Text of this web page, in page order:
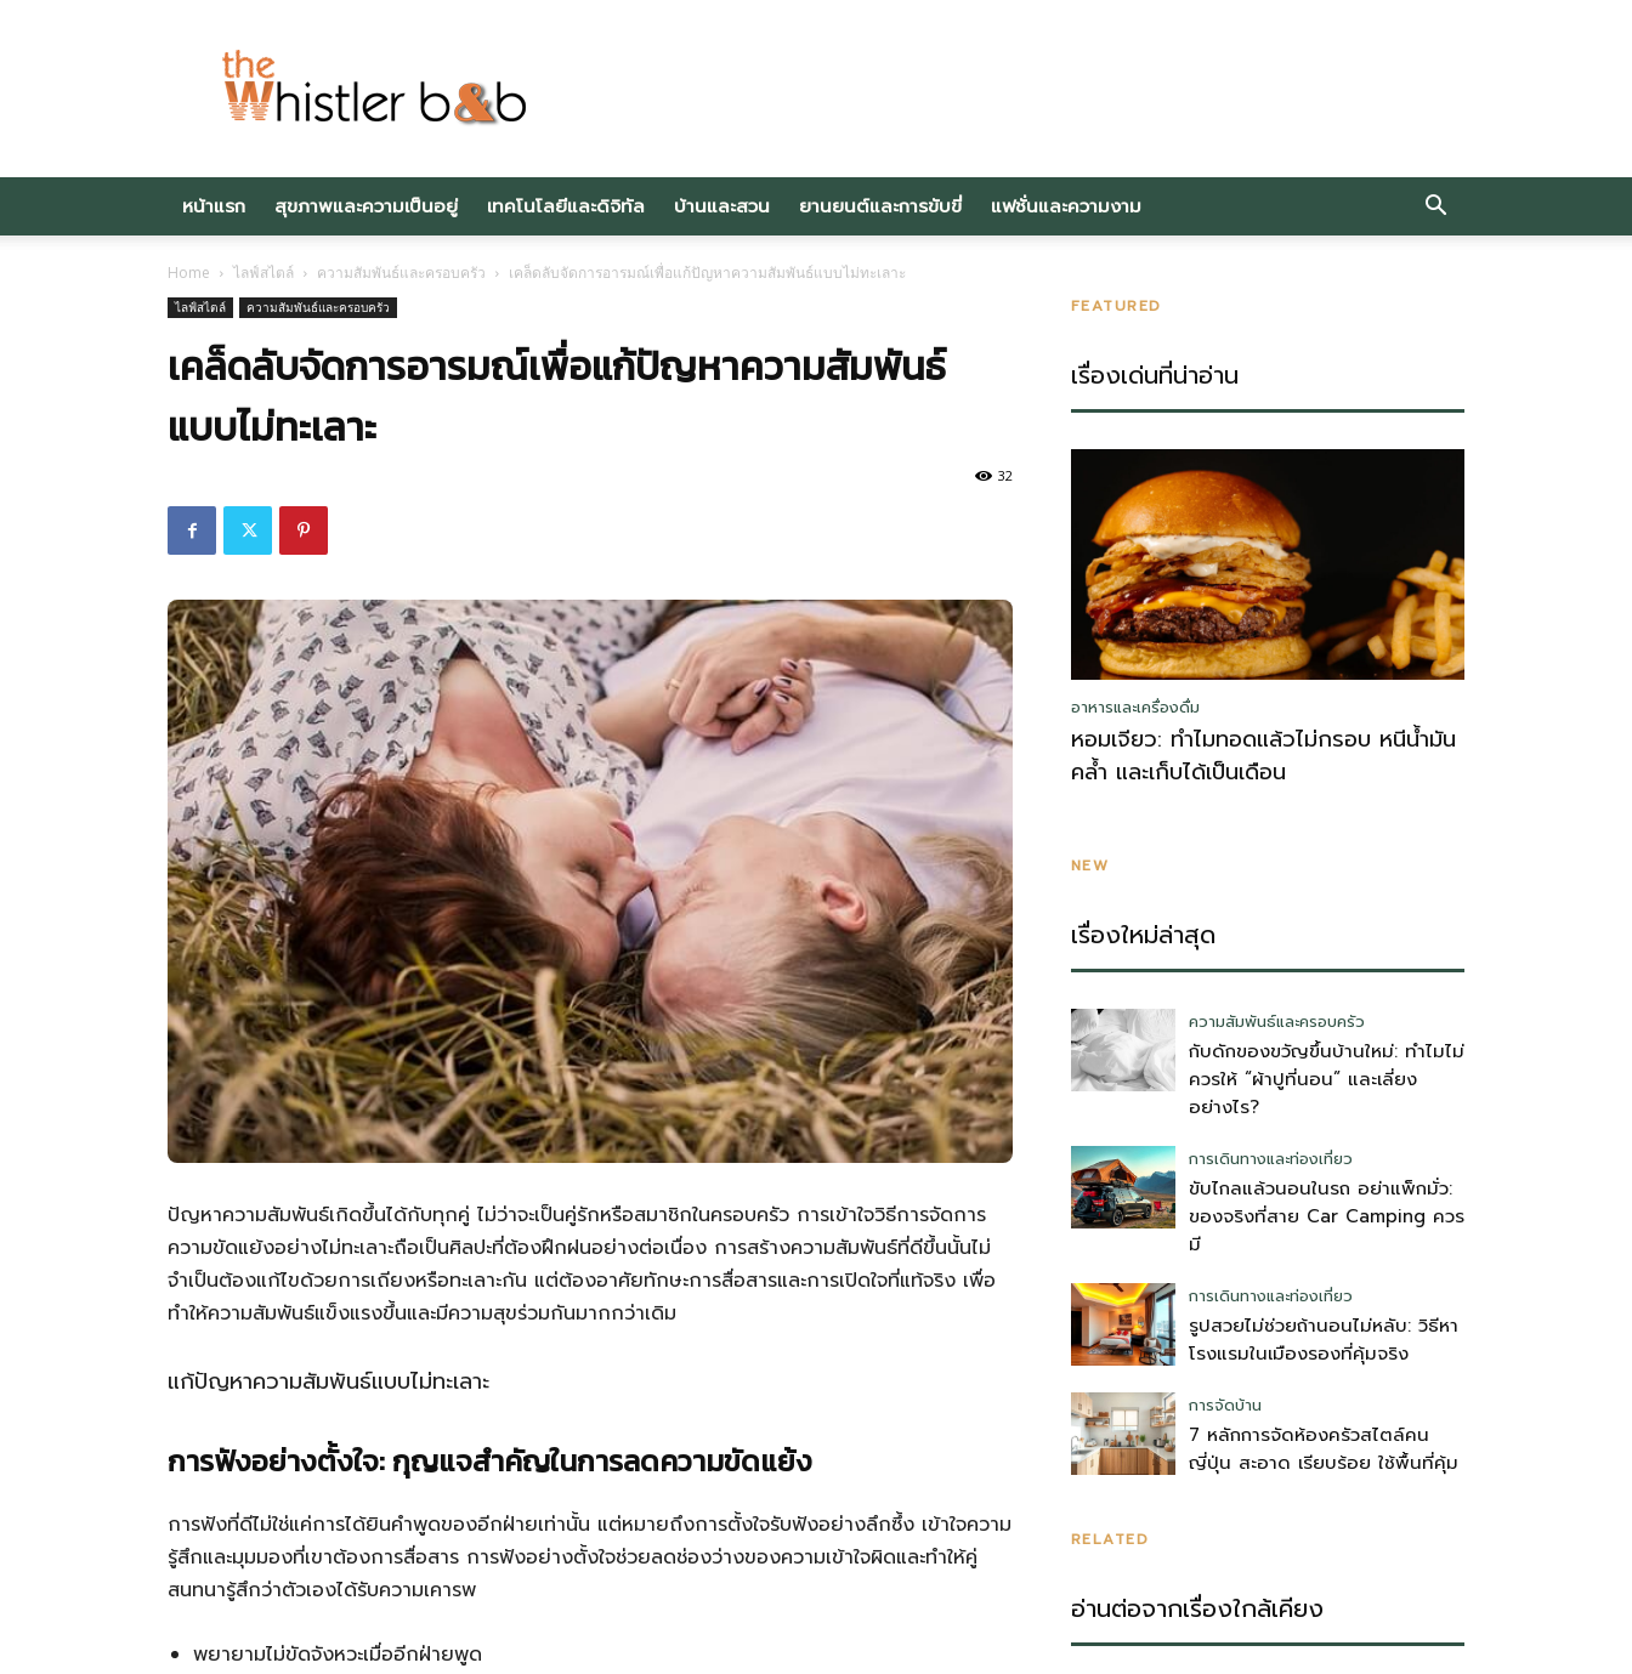
หน้าแรก สุขภาพและความเป็นอยู่ เทคโนโลยีและดิจิทัล บ้านและสวน ยานยนต์และการขับขี่ แฟชั่นและความงาม
Home ไลฟ์สไตล์ ความสัมพันธ์และครอบครัว เคล็ดลับจัดการอารมณ์เพื่อแก้ปัญหาความสัมพันธ์แบบไม่ทะเลาะ
ไลฟ์สไตล์ ความสัมพันธ์และครอบครัว
เคล็ดลับจัดการอารมณ์เพื่อแก้ปัญหาความสัมพันธ์
แบบไม่ทะเลาะ
32
ปัญหาความสัมพันธ์เกิดขึ้นได้กับทุกคู่ ไม่ว่าจะเป็นคู่รักหรือสมาชิกในครอบครัว การเข้าใจวิธีการจัดการ
ความขัดแย้งอย่างไม่ทะเลาะถือเป็นศิลปะที่ต้องฝึกฝนอย่างต่อเนื่อง การสร้างความสัมพันธ์ที่ดีขึ้นนั้นไม่
จำเป็นต้องแก้ไขด้วยการเถียงหรือทะเลาะกัน แต่ต้องอาศัยทักษะการสื่อสารและการเปิดใจที่แท้จริง เพื่อ
ทำให้ความสัมพันธ์แข็งแรงขึ้นและมีความสุขร่วมกันมากกว่าเดิม
แก้ปัญหาความสัมพันธ์แบบไม่ทะเลาะ
การฟังอย่างตั้งใจ: กุญแจสำคัญในการลดความขัดแย้ง
การฟังที่ดีไม่ใช่แค่การได้ยินคำพูดของอีกฝ่ายเท่านั้น แต่หมายถึงการตั้งใจรับฟังอย่างลึกซึ้ง เข้าใจความ
รู้สึกและมุมมองที่เขาต้องการสื่อสาร การฟังอย่างตั้งใจช่วยลดช่องว่างของความเข้าใจผิดและทำให้คู่
สนทนารู้สึกว่าตัวเองได้รับความเคารพ
พยายามไม่ขัดจังหวะเมื่ออีกฝ่ายพูด
FEATURED
เรื่องเด่นที่น่าอ่าน
อาหารและเครื่องดื่ม
หอมเจียว: ทำไมทอดแล้วไม่กรอบ หนีน้ำมัน
คล้ำ และเก็บได้เป็นเดือน
NEW
เรื่องใหม่ล่าสุด
ความสัมพันธ์และครอบครัว
กับดักของขวัญขึ้นบ้านใหม่: ทำไมไม่
ควรให้ “ผ้าปูที่นอน” และเลี่ยง
อย่างไร?
การเดินทางและท่องเที่ยว
ขับไกลแล้วนอนในรถ อย่าแพ็กมั่ว:
ของจริงที่สาย Car Camping ควร
มี
การเดินทางและท่องเที่ยว
รูปสวยไม่ช่วยถ้านอนไม่หลับ: วิธีหา
โรงแรมในเมืองรองที่คุ้มจริง
การจัดบ้าน
7 หลักการจัดห้องครัวสไตล์คน
ญี่ปุ่น สะอาด เรียบร้อย ใช้พื้นที่คุ้ม
RELATED
อ่านต่อจากเรื่องใกล้เคียง